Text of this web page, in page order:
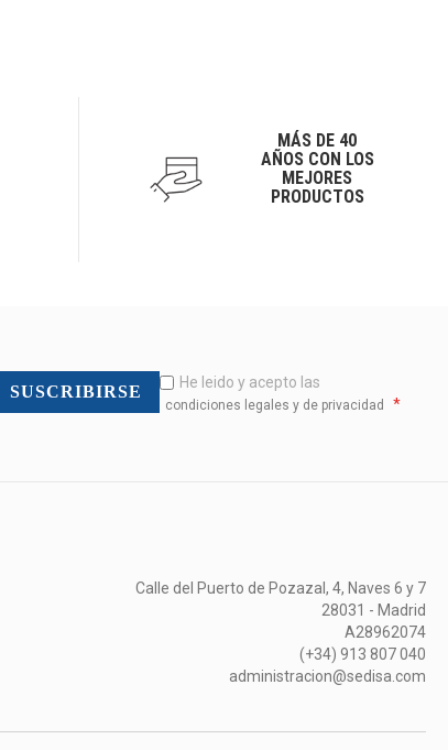
MÁS DE 40
AÑOS CON LOS
MEJORES
PRODUCTOS
SUSCRIBIRSE He leido y acepto las
condiciones legales y de privacidad *
Calle del Puerto de Pozazal, 4, Naves 6 y 7
28031 - Madrid
A28962074
(+34) 913 807 040
administracion@sedisa.com